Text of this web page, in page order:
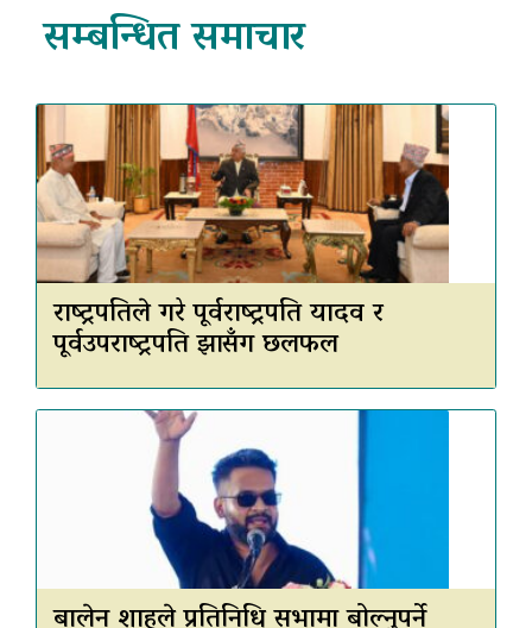
सम्बन्धित समाचार
राष्ट्रपतिले गरे पूर्वराष्ट्रपति यादव र
पूर्वउपराष्ट्रपति झासँग छलफल